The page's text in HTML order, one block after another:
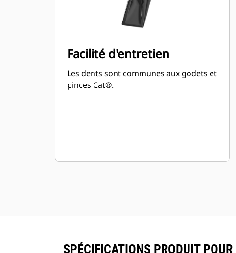
Facilité d'entretien
Les dents sont communes aux godets et
pinces Cat®.
SPÉCIFICATIONS PRODUIT